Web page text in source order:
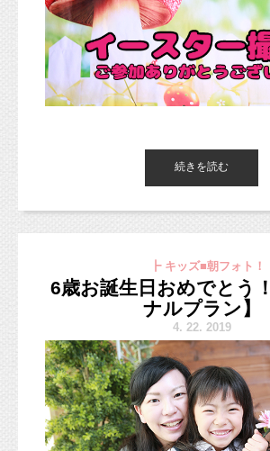
チがてら、
西荻散歩もいいかもしれませんね
明日は牧田と小池は外に出張撮影
ますので、
夕方には戻るかと思いますので、
でには
お手数おかけいたしますが、どう
願いいたします！
スマッシュケーキ撮影の詳細はこ
https://studiomilk.jp/news_dtl/entry/574
5月のコンセプトフォト撮影会の
また告知がギリギリになってしま
めんなさい；
昨日4月21日（日）の「イースタ
にご参加いただき、
ありがとうございました（＾＾）
＊コンセプトフォト撮
月（予定）開催！
データ2枚（ダウンロードサイト
ード）
L版デザイン付きプリント1枚プレ
テーマは毎月変わりますので、
続きを読む
┣ キッズ■朝フォト！
6歳お誕生日おめでとう
ナルプラン】
4. 22. 2019